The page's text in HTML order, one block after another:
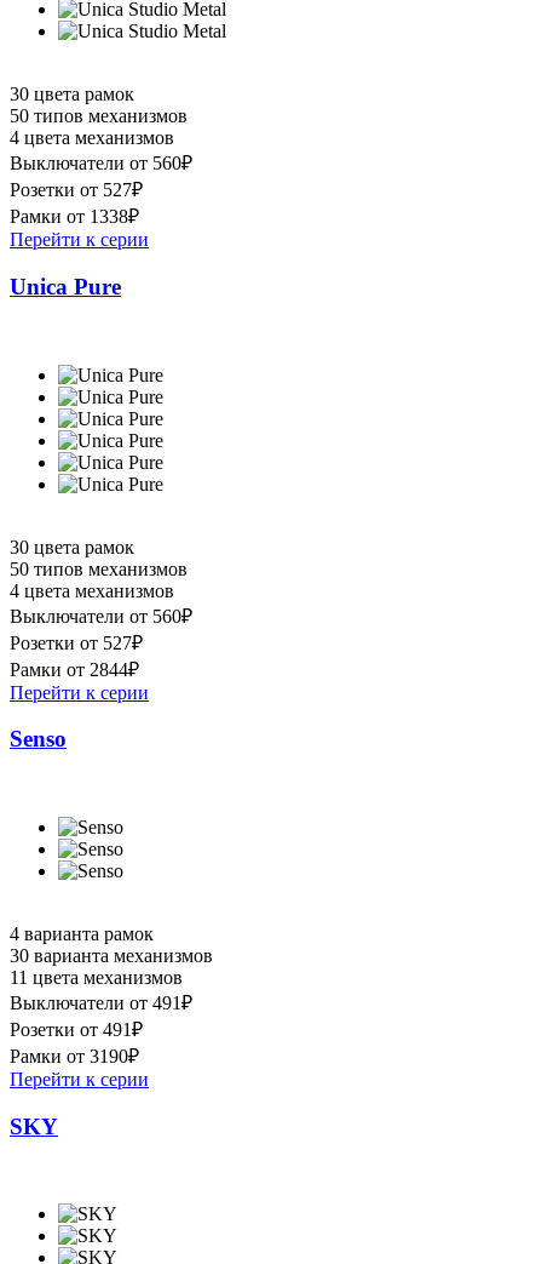
30 цвета рамок
50 типов механизмов
4 цвета механизмов
Выключатели от 560₽
Розетки от 527₽
Рамки от 1338₽
Перейти к серии
Unica Pure
30 цвета рамок
50 типов механизмов
4 цвета механизмов
Выключатели от 560₽
Розетки от 527₽
Рамки от 2844₽
Перейти к серии
Senso
4 варианта рамок
30 варианта механизмов
11 цвета механизмов
Выключатели от 491₽
Розетки от 491₽
Рамки от 3190₽
Перейти к серии
SKY